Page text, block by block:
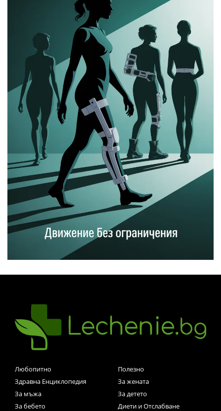
Любопитно
Полезно
Здравна Енциклопедия
За жената
За мъжа
За детето
За бебето
Диети и Отслабване